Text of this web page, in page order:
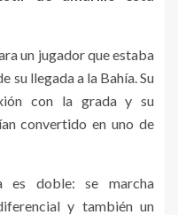
un jugador que estaba
su llegada a la Bahía. Su
con la grada y su
convertido en uno de
es doble: se marcha
y también un